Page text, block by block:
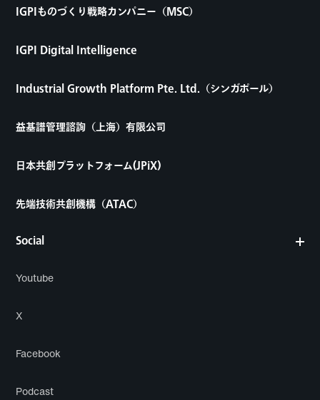
Social
Youtube
X
Facebook
Podcast
IGPIものづくり戦略カンパニー（MSC）
IGPI Digital Intelligence
Industrial Growth Platform Pte. Ltd.（シンガポール）
益基譜管理諮詢（上海）有限公司
日本共創プラットフォーム(JPiX)
先端技術共創機構（ATAC）